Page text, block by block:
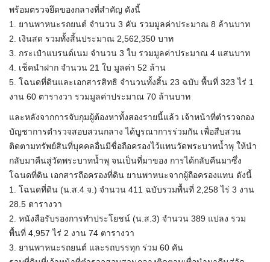
พร้อมตรวจยึดของกลางที่สำคัญ ดังนี้
1. ยานพาหนะรถยนต์ จำนวน 3 คัน รวมมูลค่าประมาณ 8 ล้านบาท
2. เงินสด รวมทั้งสิ้นประมาณ 2,562,350 บาท
3. กระเป๋าแบรนด์เนม จำนวน 3 ใบ รวมมูลค่าประมาณ 4 แสนบาท
4. เช็คนำฝาก จำนวน 21 ใบ มูลค่า 52 ล้าน
5. โฉนดที่ดินและเอกสารสิทธิ จำนวนทั้งสิ้น 23 ฉบับ พื้นที่ 323 ไร่ 1
งาน 60 ตารางวา รวมมูลค่าประมาณ 70 ล้านบาท
และหลังจากการจับกุมผู้ต้องหาทั้งสองรายนี้แล้ว เจ้าหน้าที่ตำรวจกอง
บัญชาการตำรวจสอบสวนกลาง ได้บูรณาการร่วมกัน เพื่อสืบสวน
ติดตามทรัพย์สินที่บุคคลอื่นมีชื่อถือครองไว้แทนวัดพระบาทน้ำพุ ให้นำ
กลับมาคืนสู่วัดพระบาทน้ำพุ จนเป็นที่มาของ การได้กลับคืนมาซึ่ง
โฉนดที่ดิน เอกสารถือครองที่ดิน ยานพาหนะจากผู้ถือครองแทน ดังนี้
1. โฉนดที่ดิน (น.ส.4 จ.) จำนวน 411 ฉบับรวมพื้นที่ 2,258 ไร่ 3 งาน
28.5 ตารางวา
2. หนังสือรับรองการทำประโยชน์ (น.ส.3) จำนวน 389 แปลง รวม
พื้นที่ 4,957 ไร่ 2 งาน 74 ตารางวา
3. ยานพาหนะรถยนต์ และรถบรรทุก ร่วม 60 คัน